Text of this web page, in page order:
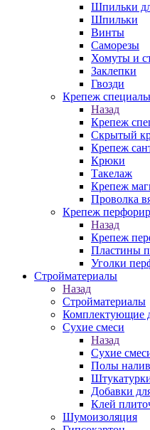
Шпильки
Шпильки
Винты
Саморезы
Хомуты и
Заклепки
Гвозди
Крепеж
Назад
Крепеж
Скрытый
Крепеж
Крюки
Такелаж
Крепеж
Проволка
Крепеж
Назад
Крепеж
Пластины
Уголки
Стройматериалы
Назад
Стройматериалы
Комплектующие
Сухие смеси
Назад
Сухие
Полы
Добавки
Клей
Шумоизоляция